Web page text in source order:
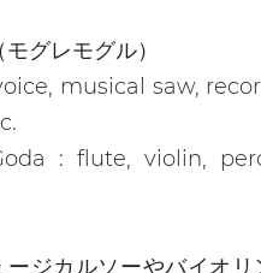
グレモグル）
musical saw,
: flute, violin,
ージカルソーやバイオリ